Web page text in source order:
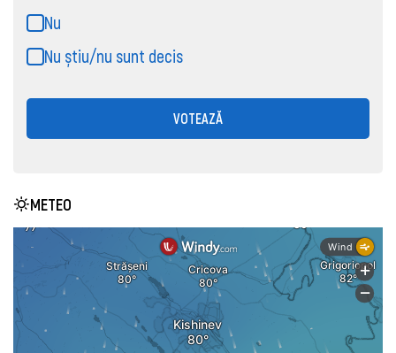
Nu
Nu știu/nu sunt decis
VOTEAZĂ
METEO